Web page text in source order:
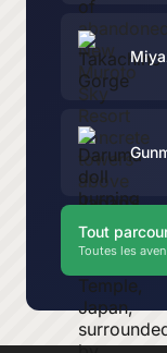
Tout
Toutes les